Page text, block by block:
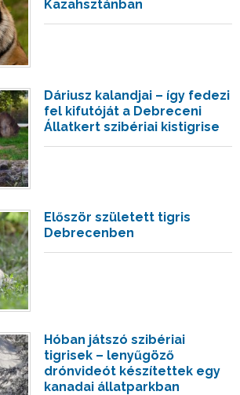
Kazahsztánban
Dáriusz kalandjai – így fedezi
fel kifutóját a Debreceni
Állatkert szibériai kistigrise
Először született tigris
Debrecenben
Hóban játszó szibériai
tigrisek – lenyűgöző
drónvideót készítettek egy
kanadai állatparkban